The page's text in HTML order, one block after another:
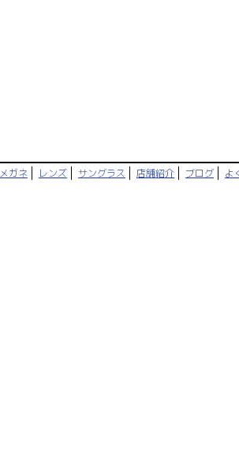
メガネ レンズ サングラス 店舗紹介 ブログ よ